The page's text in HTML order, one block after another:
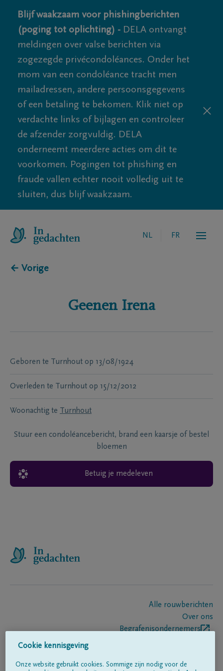
Blijf waakzaam voor phishingberichten
(poging tot oplichting) - DELA ontvangt
meldingen over valse berichten via
zogezegde privécondoléances. Onder het
mom van een condoléance tracht men
mailadressen, andere persoonsgegevens
of een betaling te bekomen. Klik niet op
verdachte links of bijlagen en controleer
de afzender zorgvuldig. DELA
onderneemt meerdere acties om dit te
voorkomen. Pogingen tot phishing en
fraude vallen echter nooit volledig uit te
sluiten, dus blijf waakzaam.
NL FR
← Vorige
Geenen Irena
Geboren te Turnhout op 13/08/1924
Overleden te Turnhout op 15/12/2012
Woonachtig te Turnhout
Stuur een condoléancebericht, brand een kaarsje of bestel
bloemen
Betuig je medeleven
Alle rouwberichten
Over ons
Begrafenisondernemers
Cookie kennisgeving
Onze website gebruikt cookies. Sommige zijn nodig voor de